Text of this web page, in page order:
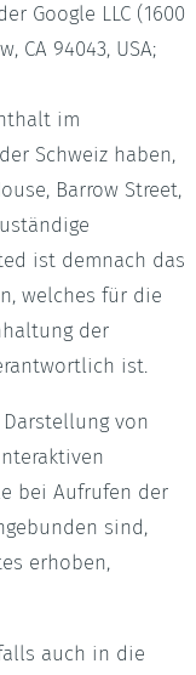
Google LLC (1600
CA 94043, USA;
im
Schweiz haben,
Barrow Street,
ist demnach das
welches für die
der
ist.
von
bei Aufrufen der
sind,
erhoben,
auch in die